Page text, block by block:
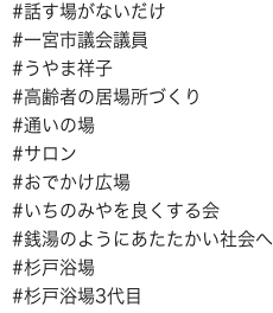
#話す場がないだけ
#一宮市議会議員
#うやま祥子
#高齢者の居場所づくり
#通いの場
#サロン
#おでかけ広場
#いちのみやを良くする会
#銭湯のようにあたたかい社会へ
#杉戸浴場
#杉戸浴場3代目